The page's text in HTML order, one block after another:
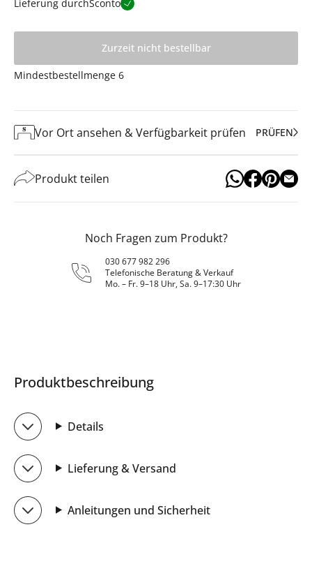
Lieferung durchSconto
Zurzeit nicht bestellbar
Mindestbestellmenge 6
Vor Ort ansehen & Verfügbarkeit prüfen PRÜFEN
Produkt teilen
Noch Fragen zum Produkt?
030 677 982 296
Telefonische Beratung & Verkauf
Mo. – Fr. 9–18 Uhr, Sa. 9–17:30 Uhr
Produktbeschreibung
Details
Lieferung & Versand
Anleitungen und Sicherheit